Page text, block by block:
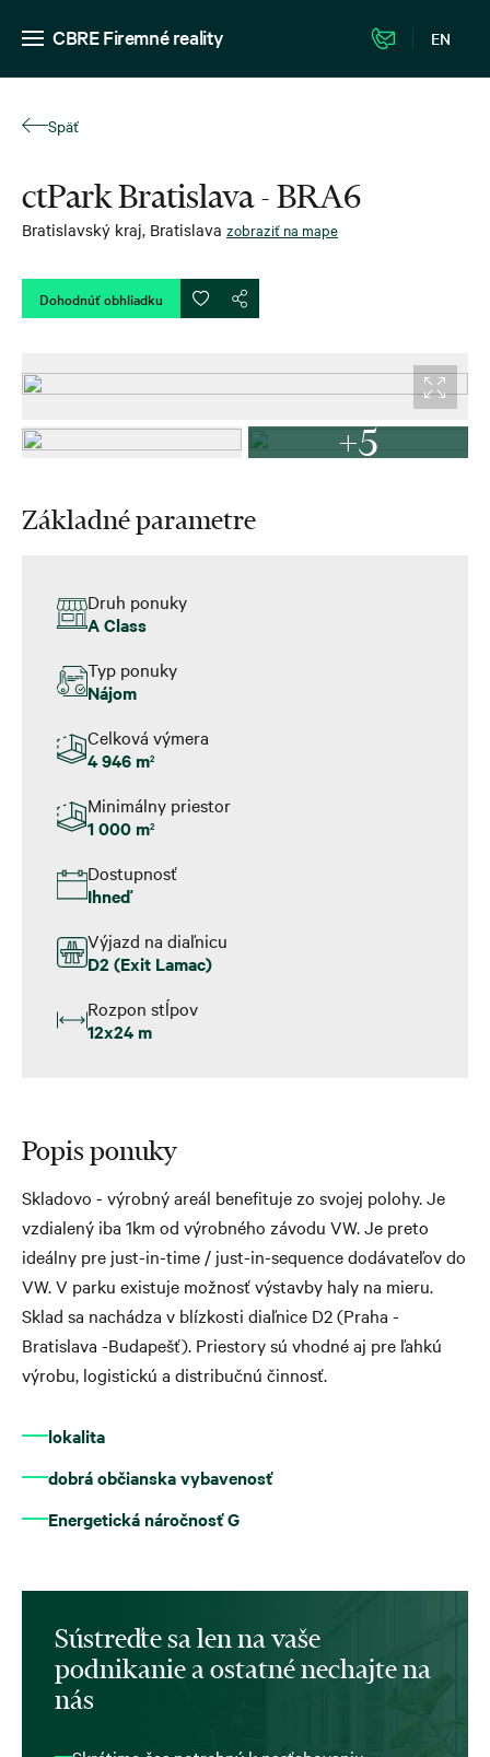
CBRE Firemné reality EN
Späť
ctPark Bratislava - BRA6
Bratislavský kraj, Bratislava zobraziť na mape
Dohodnúť obhliadku
+5
Základné parametre
Druh ponuky
A Class
Typ ponuky
Nájom
Celková výmera
4 946 m2
Minimálny priestor
1 000 m2
Dostupnosť
Ihneď
Výjazd na diaľnicu
D2 (Exit Lamac)
Rozpon stĺpov
12x24 m
Popis ponuky
Skladovo - výrobný areál benefituje zo svojej polohy. Je
vzdialený iba 1km od výrobného závodu VW. Je preto
ideálny pre just-in-time / just-in-sequence dodávateľov do
VW. V parku existuje možnosť výstavby haly na mieru.
Sklad sa nachádza v blízkosti diaľnice D2 (Praha -
Bratislava -Budapešť). Priestory sú vhodné aj pre ľahkú
výrobu, logistickú a distribučnú činnosť.
lokalita
dobrá občianska vybavenosť
Energetická náročnosť G
Sústreďte sa len na vaše
podnikanie a ostatné nechajte na
nás